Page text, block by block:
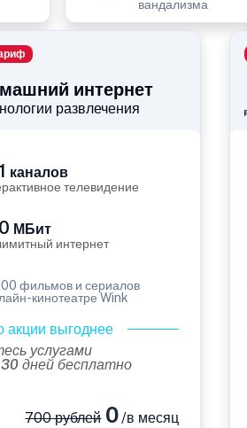
вандализма
интернет
развлечения
каналов
телевидение
МБит
интернет
фильмов и сериалов
кинотеатре Wink
акции выгоднее
услугами
дней бесплатно
700 рублей0/в месяц